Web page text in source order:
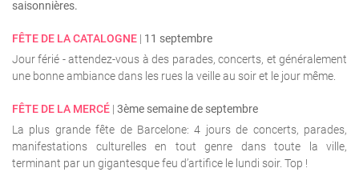
saisonnières.
FÊTE DE LA CATALOGNE | 11 septembre
Jour férié - attendez-vous à des parades, concerts, et généralement
une bonne ambiance dans les rues la veille au soir et le jour même.
FÊTE DE LA MERCÉ | 3ème semaine de septembre
La plus grande fête de Barcelone: 4 jours de concerts, parades,
manifestations culturelles en tout genre dans toute la ville,
terminant par un gigantesque feu d’artifice le lundi soir. Top !